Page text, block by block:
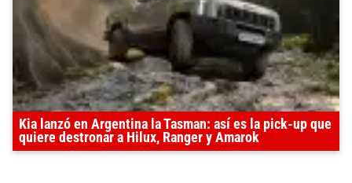
Kia lanzó en Argentina la Tasman: así es la pick-up que
quiere destronar a Hilux, Ranger y Amarok